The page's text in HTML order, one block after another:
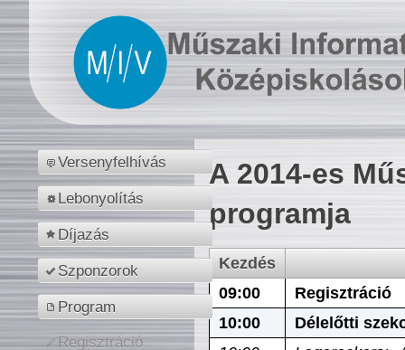
Versenyfelhívás
Lebonyolítás
Díjazás
Szponzorok
Program
Regisztráció
A 2014-es
programja
Kezdés
09:00
Regisztráció
10:00
Délelőtti